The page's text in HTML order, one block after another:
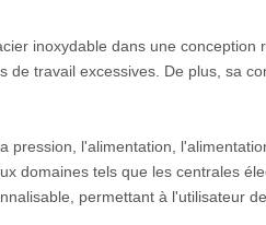
inoxydable dans une conception
travail excessives. De plus, sa
pression, l'alimentation,
domaines tels que les centrales
permettant à l'utilisateur